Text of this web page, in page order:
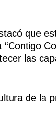
que
las
de la